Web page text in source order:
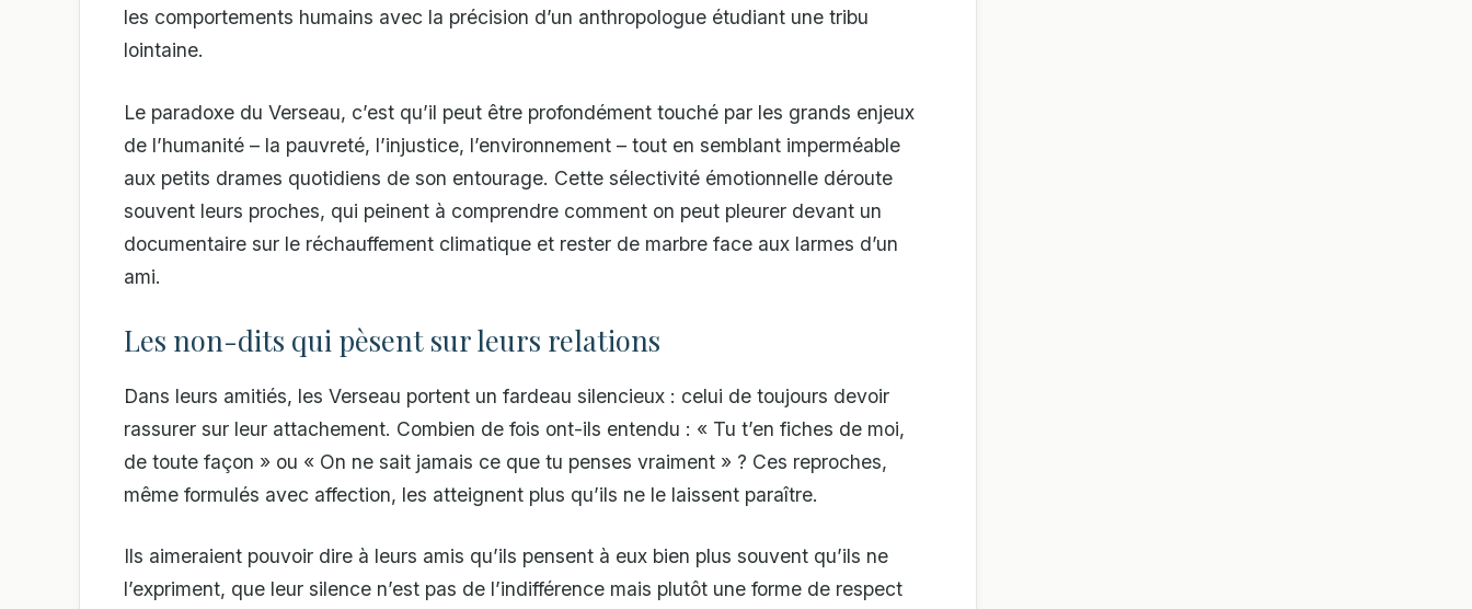
les comportements humains avec la précision d’un anthropologue étudiant une tribu
lointaine.
Le paradoxe du Verseau, c’est qu’il peut être profondément touché par les grands enjeux
de l’humanité – la pauvreté, l’injustice, l’environnement – tout en semblant imperméable
aux petits drames quotidiens de son entourage. Cette sélectivité émotionnelle déroute
souvent leurs proches, qui peinent à comprendre comment on peut pleurer devant un
documentaire sur le réchauffement climatique et rester de marbre face aux larmes d’un
ami.
Les non-dits qui pèsent sur leurs relations
Dans leurs amitiés, les Verseau portent un fardeau silencieux : celui de toujours devoir
rassurer sur leur attachement. Combien de fois ont-ils entendu : « Tu t’en fiches de moi,
de toute façon » ou « On ne sait jamais ce que tu penses vraiment » ? Ces reproches,
même formulés avec affection, les atteignent plus qu’ils ne le laissent paraître.
Ils aimeraient pouvoir dire à leurs amis qu’ils pensent à eux bien plus souvent qu’ils ne
l’expriment, que leur silence n’est pas de l’indifférence mais plutôt une forme de respect